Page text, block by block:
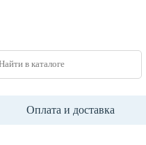
в каталоге
Оплата и доставка